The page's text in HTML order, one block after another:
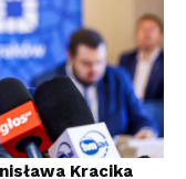
Kracika